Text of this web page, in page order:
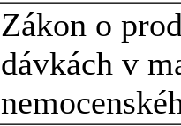
Zákon o
dávkách v